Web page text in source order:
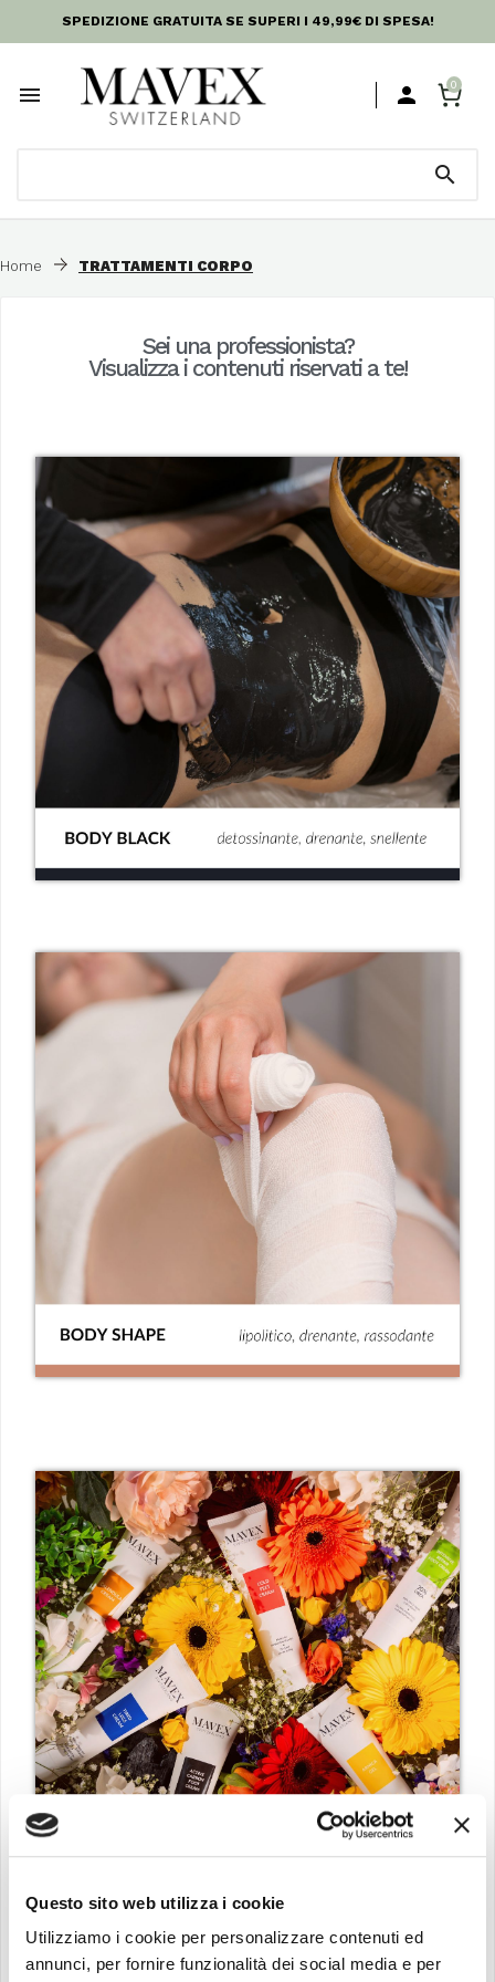
Questo sito web utilizza i cookie
Utilizziamo i cookie per personalizzare contenuti ed
annunci, per fornire funzionalità dei social media e per
SPEDIZIONE GRATUITA SE SUPERI I 49,99€ DI SPESA!
  0

Home TRATTAMENTI CORPO
Sei una professionista?
Visualizza i contenuti riservati a te!